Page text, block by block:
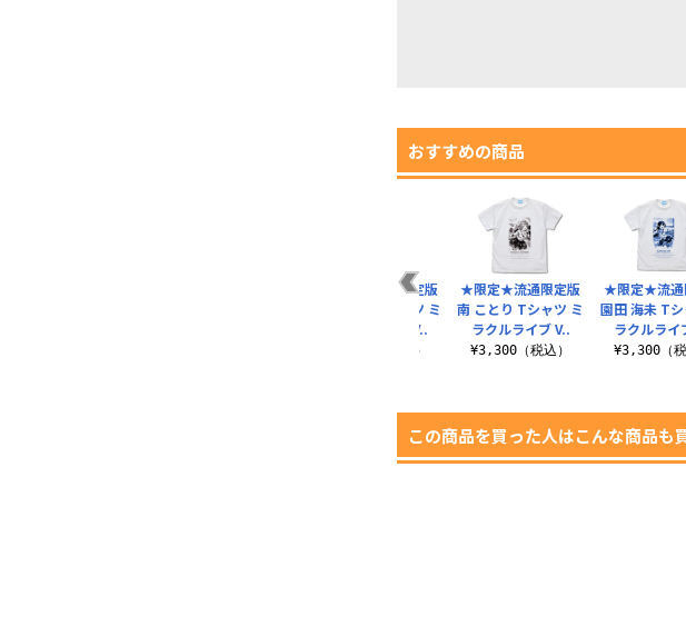
おすすめの商品
★限定★流通限定版
絢瀬 絵里 Tシャツ ミ
ラクルライブ V..
¥3,300（税込）
★限定★流通限定版
南 ことり Tシャツ ミ
ラクルライブ V..
¥3,300（税込）
★限定★流通
園田 海未 Tシ
ラクルライ
¥3,300（税
この商品を買った人はこんな商品も